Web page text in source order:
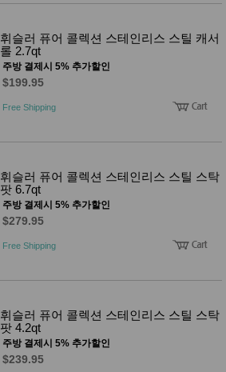
휘슬러 퓨어 콜렉션 스테인리스 스틸 캐서
롤 2.7qt
주방 결제시 5% 추가할인
$199.95
Free Shipping
휘슬러 퓨어 콜렉션 스테인리스 스틸 스탁
팟 6.7qt
주방 결제시 5% 추가할인
$279.95
Free Shipping
휘슬러 퓨어 콜렉션 스테인리스 스틸 스탁
팟 4.2qt
주방 결제시 5% 추가할인
$239.95